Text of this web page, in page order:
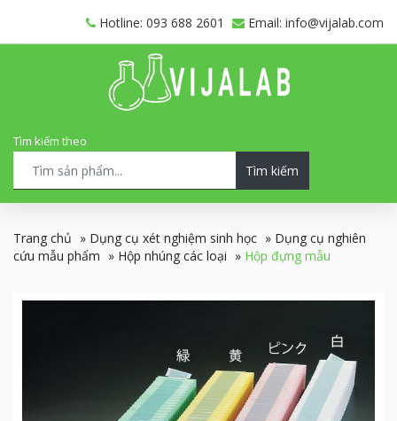
Hotline: 093 688 2601 Email: info@vijalab.com
Tìm kiếm theo
Tìm kiếm
Trang chủ » Dụng cụ xét nghiệm sinh học » Dụng cụ nghiên
cứu mẫu phẩm » Hộp nhúng các loại » Hộp đựng mẫu